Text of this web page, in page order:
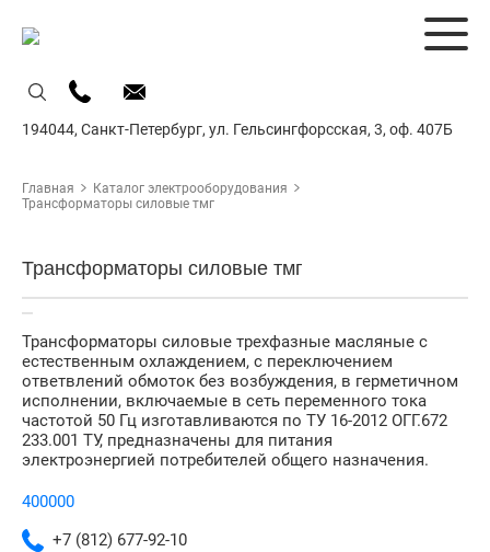
194044, Санкт-Петербург, ул. Гельсингфорсская, 3, оф. 407Б
Главная
Каталог электрооборудования
Трансформаторы силовые тмг
Трансформаторы силовые тмг
Трансформаторы силовые трехфазные масляные с
естественным охлаждением, с переключением
ответвлений обмоток без возбуждения, в герметичном
исполнении, включаемые в сеть переменного тока
частотой 50 Гц изготавливаются по ТУ 16-2012 ОГГ.672
233.001 ТУ, предназначены для питания
электроэнергией потребителей общего назначения.
400000
+7 (812) 677-92-10